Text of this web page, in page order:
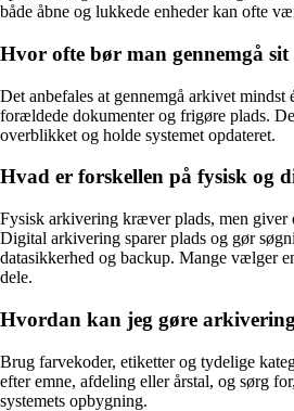
både åbne og lukkede enheder kan ofte
Hvor ofte bør man gennemgå
Det anbefales at gennemgå arkivet mindst
forældede dokumenter og frigøre plads.
overblikket og holde systemet opdateret.
Hvad er forskellen på fysisk og
Fysisk arkivering kræver plads, men giver
Digital arkivering sparer plads og gør
datasikkerhed og backup. Mange vælger
dele.
Hvordan kan jeg gøre
Brug farvekoder, etiketter og tydelige
efter emne, afdeling eller årstal, og sørg
systemets opbygning.